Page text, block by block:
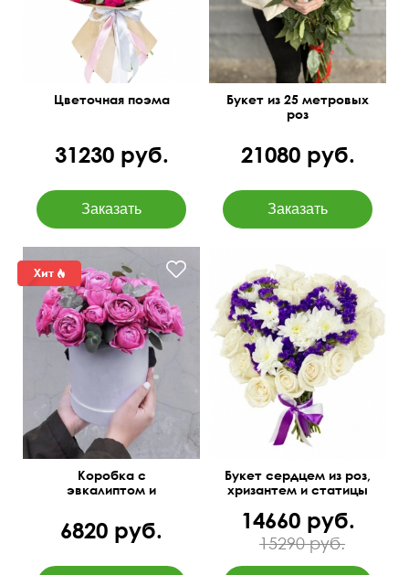
Цветочная поэма
31230 руб.
Букет из 25 метровых
роз
21080 руб.
Коробка с
эвкалиптом и
6820 руб.
50 см 35 см
Букет сердцем из роз,
хризантем и статицы
14660 руб.
15290 руб.